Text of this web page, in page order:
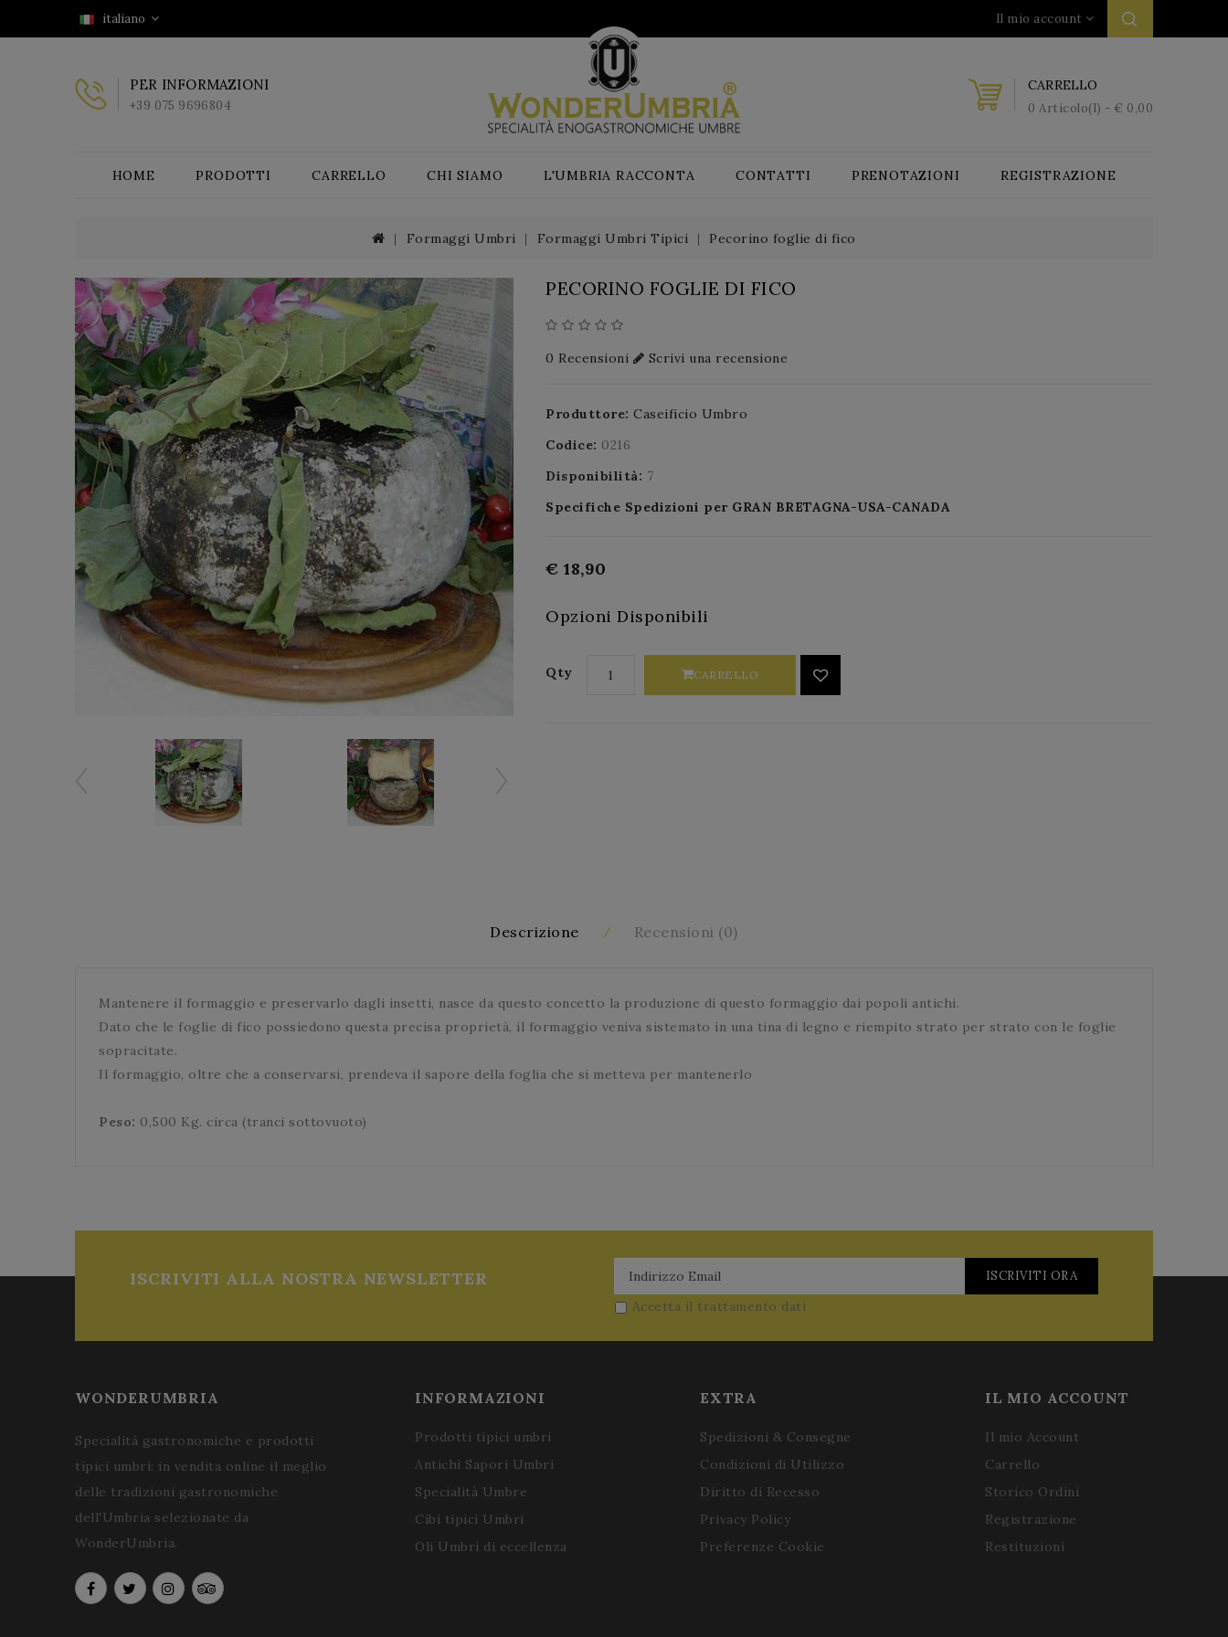
italiano Il mio account
PER INFORMAZIONI
+39 075 9696804
CARRELLO
0 Articolo(i) - € 0,00
HOME PRODOTTI CARRELLO CHI SIAMO L'UMBRIA RACCONTA CONTATTI PRENOTAZIONI REGISTRAZIONE
Formaggi Umbri Formaggi Umbri Tipici Pecorino foglie di fico
PECORINO FOGLIE DI FICO
0 Recensioni Scrivi una recensione
Produttore: Caseificio Umbro
Codice: 0216
Disponibilità: 7
Specifiche Spedizioni per GRAN BRETAGNA-USA-CANADA
€ 18,90
Opzioni Disponibili
Qty CARRELLO
Descrizione Recensioni (0)
Mantenere il formaggio e preservarlo dagli insetti, nasce da questo concetto la produzione di questo formaggio dai popoli antichi.
Dato che le foglie di fico possiedono questa precisa proprietà, il formaggio veniva sistemato in una tina di legno e riempito strato per strato con le foglie
sopracitate.
Il formaggio, oltre che a conservarsi, prendeva il sapore della foglia che si metteva per mantenerlo
Peso: 0,500 Kg. circa (tranci sottovuoto)
ISCRIVITI ALLA NOSTRA NEWSLETTER
Accetta il trattamento dati
ISCRIVITI ORA
WONDERUMBRIA
Specialità gastronomiche e prodotti
tipici umbri: in vendita online il meglio
delle tradizioni gastronomiche
dell'Umbria selezionate da
WonderUmbria.
INFORMAZIONI
Prodotti tipici umbri
Antichi Sapori Umbri
Specialità Umbre
Cibi tipici Umbri
Oli Umbri di eccellenza
EXTRA
Spedizioni & Consegne
Condizioni di Utilizzo
Diritto di Recesso
Privacy Policy
Preferenze Cookie
IL MIO ACCOUNT
Il mio Account
Carrello
Storico Ordini
Registrazione
Restituzioni